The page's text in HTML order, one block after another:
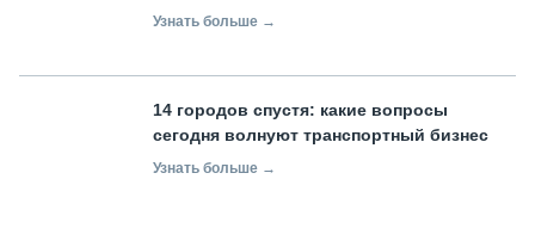
Узнать больше →
14 городов спустя: какие вопросы
сегодня волнуют транспортный бизнес
Узнать больше →